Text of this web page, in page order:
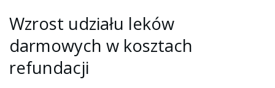
Wzrost udziału leków
darmowych w kosztach
refundacji